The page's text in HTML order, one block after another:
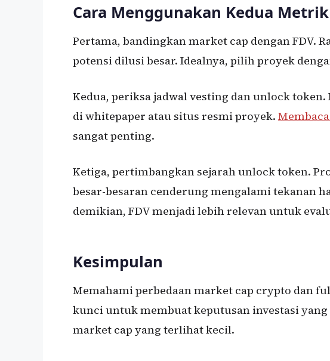
Cara Menggunakan Kedua
Pertama, bandingkan market cap dengan FDV.
potensi dilusi besar. Idealnya, pilih proyek
Kedua, periksa jadwal vesting dan unlock
di whitepaper atau situs resmi proyek.
sangat penting.
Ketiga, pertimbangkan sejarah unlock token.
besar-besaran cenderung mengalami tekanan
demikian, FDV menjadi lebih relevan untuk
Kesimpulan
Memahami perbedaan market cap crypto dan
kunci untuk membuat keputusan investasi
market cap yang terlihat kecil.